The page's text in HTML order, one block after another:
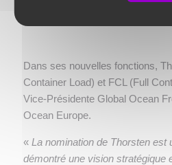
Dans ses nouvelles fonctions,
Container Load) et FCL (Full
Vice-Présidente Global Ocean
Ocean Europe.
« La nomination de Thorsten est
démontré une vision stratégique